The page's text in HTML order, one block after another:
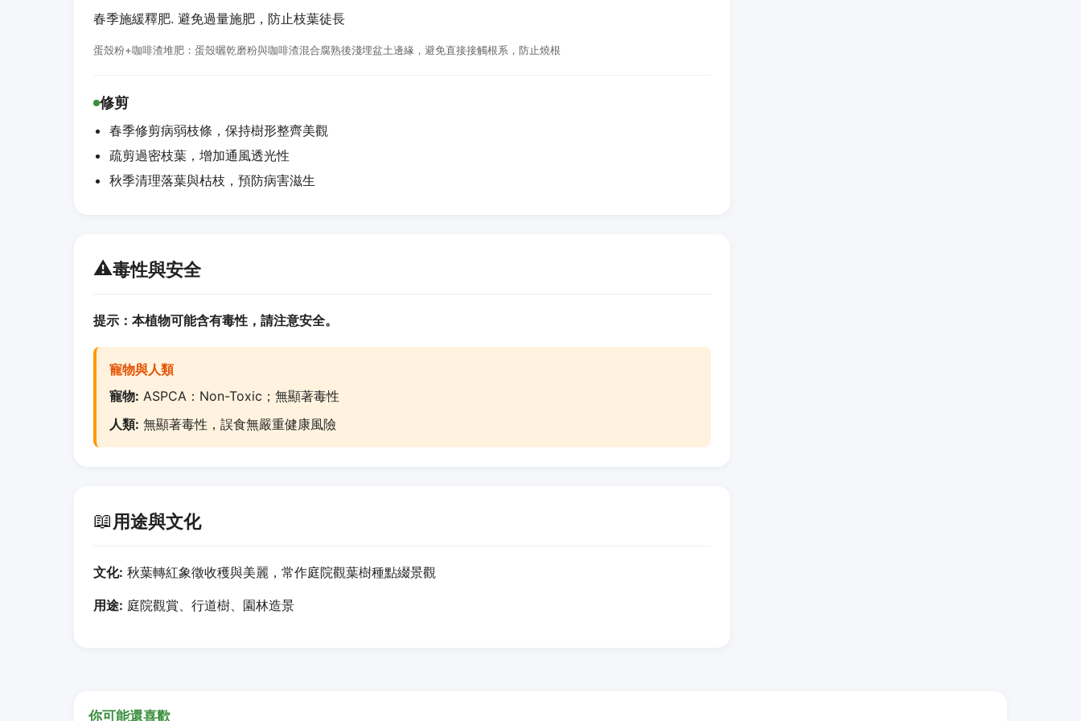
春季施緩釋肥. 避免過量施肥，防止枝葉徒長
蛋殼粉+咖啡渣堆肥：蛋殼曬乾磨粉與咖啡渣混合腐熟後淺埋盆土邊緣，避免直接接觸根系，防止燒根
修剪
春季修剪病弱枝條，保持樹形整齊美觀
疏剪過密枝葉，增加通風透光性
秋季清理落葉與枯枝，預防病害滋生
⚠️毒性與安全
提示：本植物可能含有毒性，請注意安全。
寵物與人類
寵物: ASPCA：Non-Toxic；無顯著毒性
人類: 無顯著毒性，誤食無嚴重健康風險
📖用途與文化
文化: 秋葉轉紅象徵收穫與美麗，常作庭院觀葉樹種點綴景觀
用途: 庭院觀賞、行道樹、園林造景
你可能還喜歡